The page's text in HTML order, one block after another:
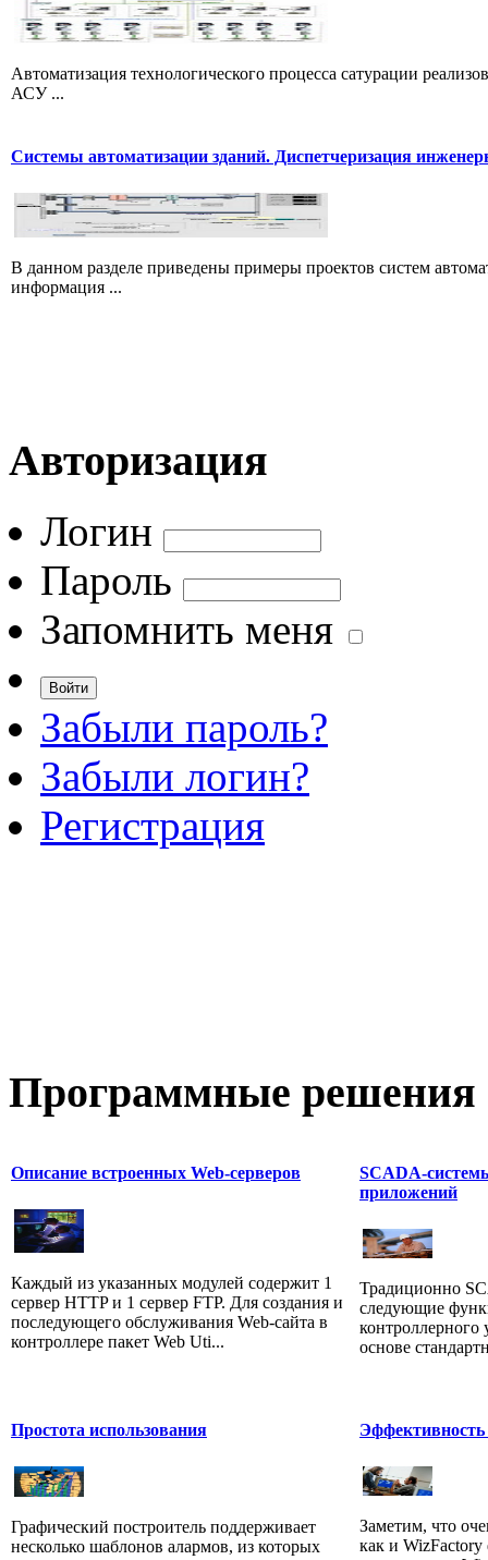
Автоматизация технологического процесса сатурации
АСУ ...
Системы автоматизации зданий. Диспетчеризация
В данном разделе приведены примеры проектов систем
информация ...
Авторизация
Логин
Пароль
Запомнить меня
Забыли пароль?
Забыли логин?
Регистрация
Программные решения
Описание встроенных Web-серверов
Каждый из указанных модулей содержит 1
сервер HTTP и 1 сервер FTP. Для создания и
последующего обслуживания Web-сайта в
контроллере пакет Web Uti...
SCADA-
приложений
Традиционно
следующие
контроллерного
основе
Простота использования
Графический построитель поддерживает
несколько шаблонов алармов, из которых
Эффективность
Заметим, что
как и